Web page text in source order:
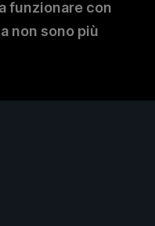
funzionare con
non sono più